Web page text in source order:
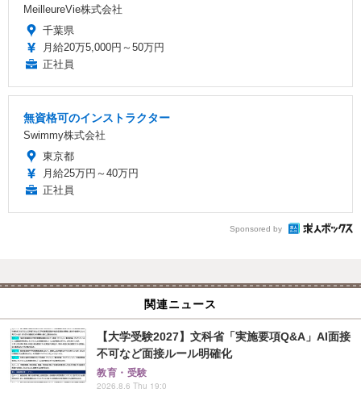
MeilleureVie株式会社
千葉県
月給20万5,000円～50万円
正社員
無資格可のインストラクター
Swimmy株式会社
東京都
月給25万円～40万円
正社員
Sponsored by
関連ニュース
【大学受験2027】文科省「実施要項Q&A」AI面接
不可など面接ルール明確化
教育・受験
2026.8.6 Thu 19:0